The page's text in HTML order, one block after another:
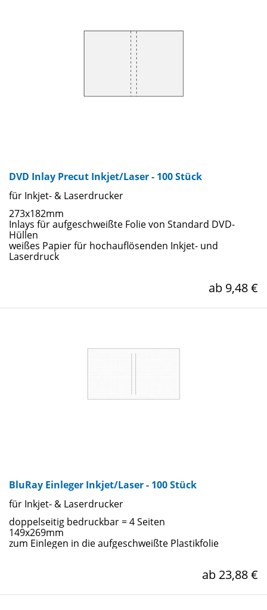
DVD Inlay Precut Inkjet/Laser - 100 Stück
für Inkjet- & Laserdrucker
273x182mm
Inlays für aufgeschweißte Folie von Standard DVD-
Hüllen
weißes Papier für hochauflösenden Inkjet- und
Laserdruck
ab 9,48 €
BluRay Einleger Inkjet/Laser - 100 Stück
für Inkjet- & Laserdrucker
doppelseitig bedruckbar = 4 Seiten
149x269mm
zum Einlegen in die aufgeschweißte Plastikfolie
ab 23,88 €